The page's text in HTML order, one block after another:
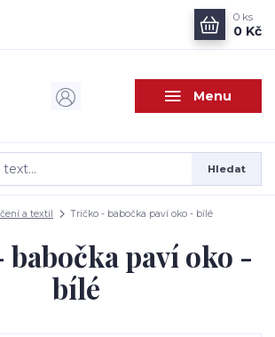
Menu
Hledat
0 ks
0 Kč
a textil Tričko - babočka paví oko - bílé
paví oko -
bílé